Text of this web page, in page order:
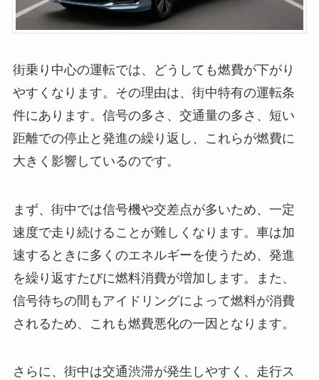
街乗り中心の運転では、どうしても燃費が下がり
やすくなります。その理由は、街中特有の運転条
件にあります。信号の多さ、交通量の多さ、短い
距離での停止と発進の繰り返し、これらが燃費に
大きく影響しているのです。
まず、街中では信号機や交差点が多いため、一定
速度で走り続けることが難しくなります。車は加
速するときに多くのエネルギーを使うため、発進
を繰り返すたびに燃料消費が増加します。また、
信号待ちの間もアイドリングによって燃料が消費
されるため、これも燃費悪化の一因となります。
さらに、街中は交通渋滞が発生しやすく、走行ス